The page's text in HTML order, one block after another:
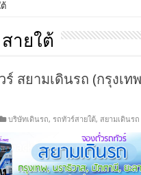
สายใต้
ร์ สยามเดินรถ (กรุงเ
บริษัทเดินรถ, รถทัวร์สายใต้, สยามเดินรถ